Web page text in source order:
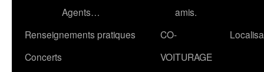
Agents…
amis.
Renseignements pratiques
Concerts
CO-
VOITURAGE